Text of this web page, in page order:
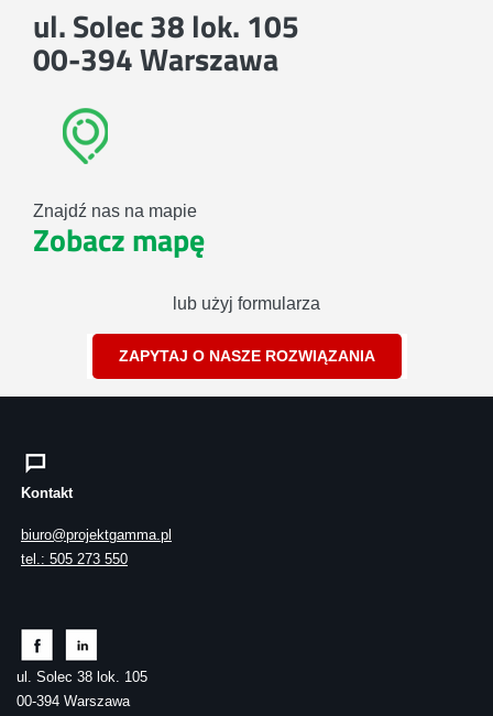
ul. Solec 38 lok. 105
00-394 Warszawa
Znajdź nas na mapie
Zobacz mapę
lub użyj formularza
ZAPYTAJ O NASZE ROZWIĄZANIA
Kontakt
biuro@projektgamma.pl
tel.: 505 273 550
ul. Solec 38 lok. 105
00-394 Warszawa